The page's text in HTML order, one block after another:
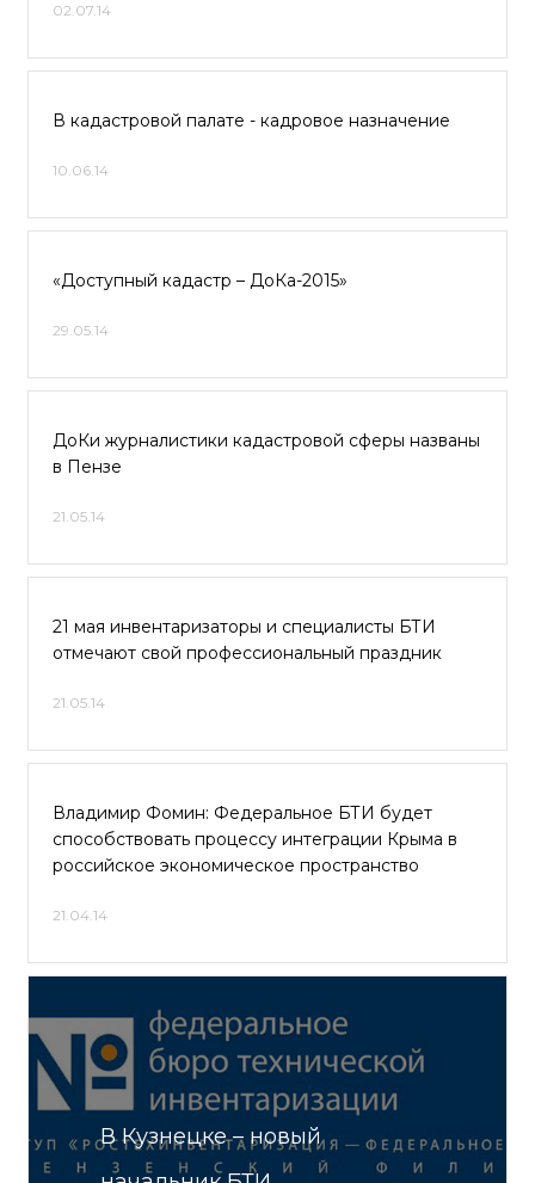
02.07.14
В кадастровой палате - кадровое назначение
10.06.14
«Доступный кадастр – ДоКа-2015»
29.05.14
ДоКи журналистики кадастровой сферы названы
в Пензе
21.05.14
21 мая инвентаризаторы и специалисты БТИ
отмечают свой профессиональный праздник
21.05.14
Владимир Фомин: Федеральное БТИ будет
способствовать процессу интеграции Крыма в
российское экономическое пространство
21.04.14
В Кузнецке – новый